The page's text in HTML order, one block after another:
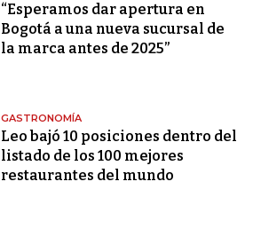
“Esperamos dar apertura en
Bogotá a una nueva sucursal de
la marca antes de 2025”
GASTRONOMÍA
Leo bajó 10 posiciones dentro del
listado de los 100 mejores
restaurantes del mundo